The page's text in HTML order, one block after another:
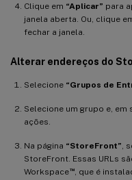
Clique em “Aplicar” para
janela aberta. Ou, clique
fechar a janela.
Alterar endereços do
Selecione “Grupos de
Selecione um grupo e, em
ações.
Na página “StoreFront” ,
StoreFront. Essas URLs
Workspace™, que é